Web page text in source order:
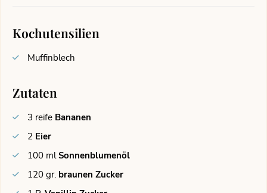
Kochutensilien
Muffinblech
Zutaten
3 reife Bananen
2 Eier
100 ml Sonnenblumenöl
120 gr. braunen Zucker